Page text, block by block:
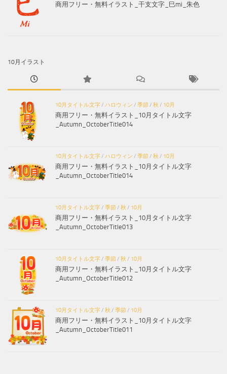
商用フリー・無料イラスト_干支文字_巳mi_朱色
10月イラスト
10月タイトル文字/ ハロウィン / 季節/ 秋 / 10月
商用フリー・無料イラスト_10月タイトル文字
_Autumn_OctoberTitle014
10月タイトル文字/ ハロウィン / 季節/ 秋 / 10月
商用フリー・無料イラスト_10月タイトル文字
_Autumn_OctoberTitle014
10月タイトル文字/ 季節/ 秋 / 10月
商用フリー・無料イラスト_10月タイトル文字
_Autumn_OctoberTitle013
10月タイトル文字/ 季節/ 秋 / 10月
商用フリー・無料イラスト_10月タイトル文字
_Autumn_OctoberTitle012
10月タイトル文字/ 秋 / 季節/ 10月
商用フリー・無料イラスト_10月タイトル文字
_Autumn_OctoberTitle011